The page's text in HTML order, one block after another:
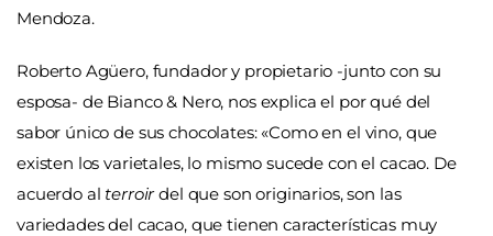
Mendoza.
Roberto Agüero, fundador y propietario -junto con su
esposa- de Bianco & Nero, nos explica el por qué del
sabor único de sus chocolates: «Como en el vino, que
existen los varietales, lo mismo sucede con el cacao. De
acuerdo al terroirdel que son originarios, son las
variedades del cacao, que tienen características muy